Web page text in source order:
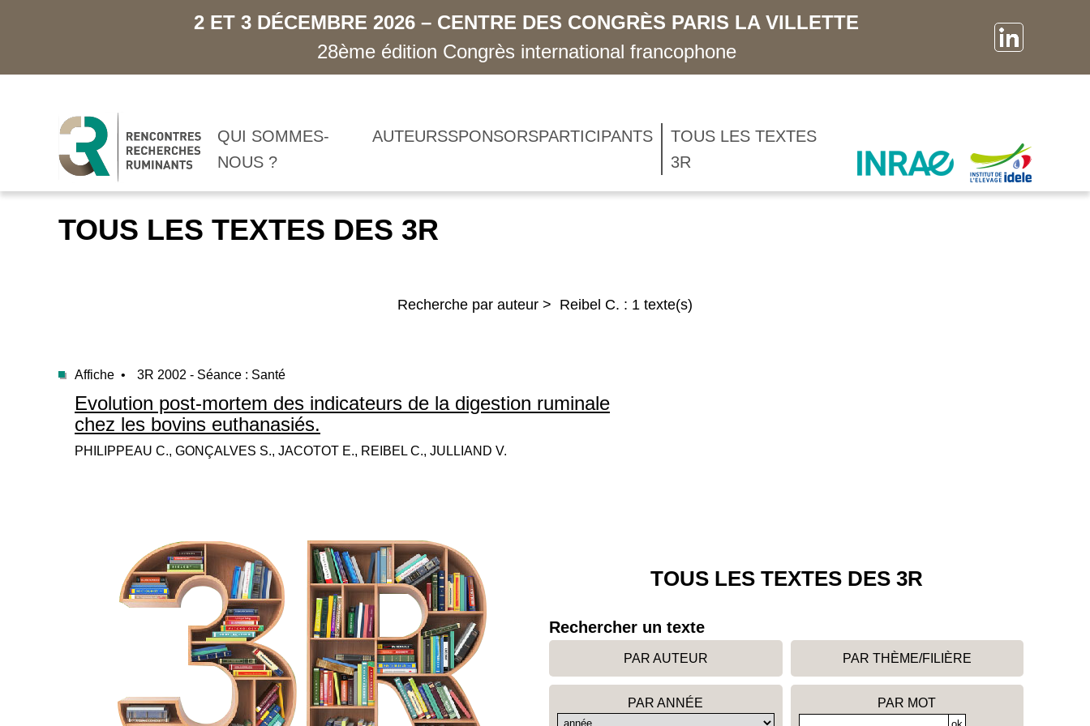
2 ET 3 DÉCEMBRE 2026 – CENTRE DES CONGRÈS PARIS LA VILLETTE
28ème édition Congrès international francophone
QUI SOMMES-
NOUS ?
AUTEURSSPONSORSPARTICIPANTS
TOUS LES TEXTES
3R
TOUS LES TEXTES DES 3R
Recherche par auteur > Reibel C. : 1 texte(s)
Affiche • 3R 2002 - Séance : Santé
Evolution post-mortem des indicateurs de la digestion ruminale
chez les bovins euthanasiés.
PHILIPPEAU C., GONÇALVES S., JACOTOT E., REIBEL C., JULLIAND V.
TOUS LES TEXTES DES 3R
Rechercher un texte
PAR AUTEUR PAR THÈME/FILIÈRE
PAR ANNÉE PAR MOT